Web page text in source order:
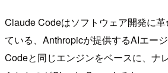
Claude Codeはソフトウェア開発に
ている、Anthropicが提供するAIエー
Codeと同じエンジンをベースに、ナ